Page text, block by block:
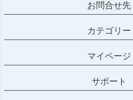
お問合せ先
カテゴリー
マイページ
サポート